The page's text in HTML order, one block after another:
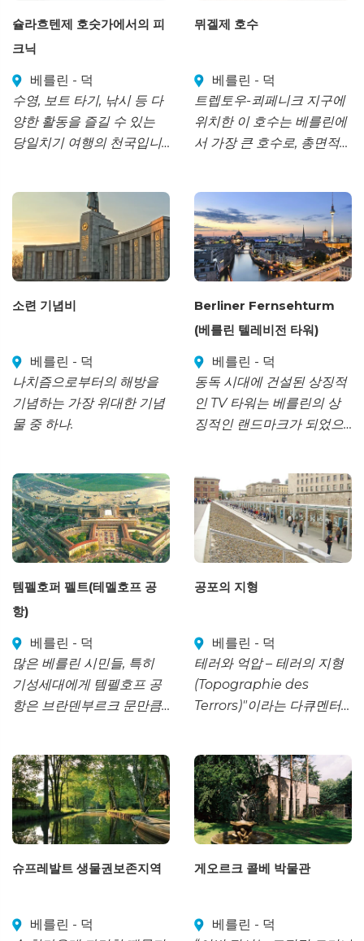
슐라흐텐제 호숫가에서의 피
크닉
베를린 - 덕
수영, 보트 타기, 낚시 등 다
양한 활동을 즐길 수 있는
당일치기 여행의 천국입니
뮈겔제 호수
베를린 - 덕
트렙토우-쾨페니크 지구에
위치한 이 호수는 베를린에
서 가장 큰 호수로, 총면적
소련 기념비
베를린 - 덕
나치즘으로부터의 해방을
기념하는 가장 위대한 기념
물 중 하나.
Berliner Fernsehturm
(베를린 텔레비전 타워)
베를린 - 덕
동독 시대에 건설된 상징적
인 TV 타워는 베를린의 상
징적인 랜드마크가 되었으
니다.
템펠호퍼 펠트(테멜호프 공
항)
베를린 - 덕
많은 베를린 시민들, 특히
기성세대에게 템펠호프 공
항은 브란덴부르크 문만큼
공포의 지형
베를린 - 덕
테러와 억압 – 테러의 지형
(Topographie des
Terrors)"이라는 다큐멘터
였던 곳을 기념하는 가장 인
기 있는 장소 중 하나입니
다.
슈프레발트 생물권보존지역
베를린 - 덕
게오르크 콜베 박물관
베를린 - 덕